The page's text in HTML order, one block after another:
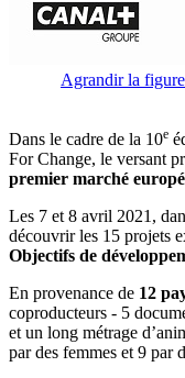
Agrandirla
Dans le cadre de la 10e
For Change, le versant
premier marché
Les 7 et 8 avril 2021,
découvrir les 15 projets
Objectifs de
En provenance de 12
coproducteurs - 5
et un long métrage
par des femmes et 9 par